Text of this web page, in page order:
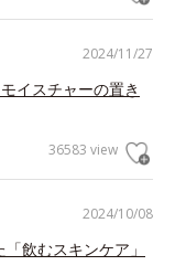
2024/11/27
イスチャーの置き
36583 view
2024/10/08
飲むスキンケア」